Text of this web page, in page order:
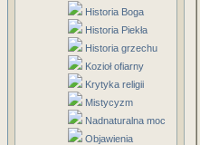
Historia Boga
Historia Piekła
Historia grzechu
Kozioł ofiarny
Krytyka religii
Mistycyzm
Nadnaturalna moc
Objawienia